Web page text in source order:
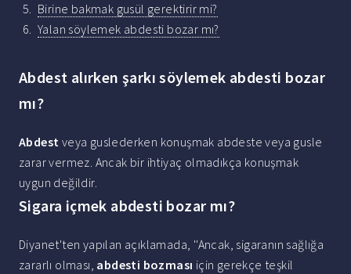
Birine bakmak gusül gerektirir mi?
Yalan söylemek abdesti bozar mı?
Abdest alırken şarkı söylemek abdesti bozar
mı?
Abdest veya guslederken konuşmak abdeste veya gusle
zarar vermez. Ancak bir ihtiyaç olmadıkça konuşmak
uygun değildir.
Sigara içmek abdesti bozar mı?
Diyanet'ten yapılan açıklamada, ''Ancak, sigaranın sağlığa
zararlı olması, abdesti bozması için gerekçe teşkil